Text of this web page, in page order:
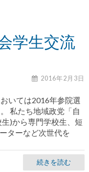
学生交流
2016年2月3日
いては2016年参院選
私たち地域政党「自
)から専門学校生、短
ターなど次世代を
続きを読む